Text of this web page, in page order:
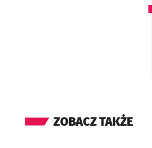
ZOBACZ TAKŻE